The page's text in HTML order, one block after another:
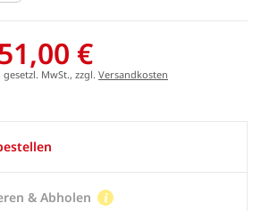
€
gesetzl. MwSt., zzgl. Versandkosten
& Abholen